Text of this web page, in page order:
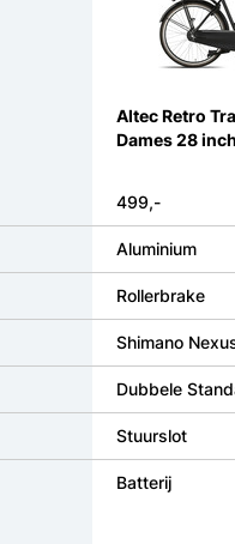
Altec Retro
Dames 28
499,-
Aluminium
Rollerbrake
Shimano
Dubbele
Stuurslot
Batterij